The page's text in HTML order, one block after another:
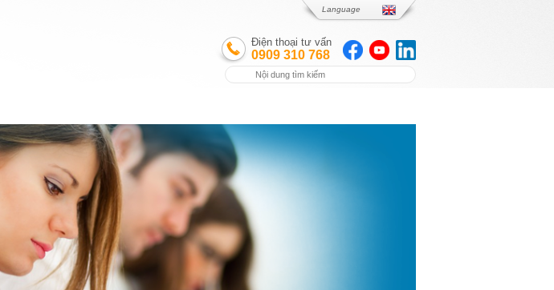
Language
Điện thoại tư vấn
0909 310 768